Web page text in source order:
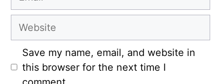
Website
Save my name, email, and website in
this browser for the next time I